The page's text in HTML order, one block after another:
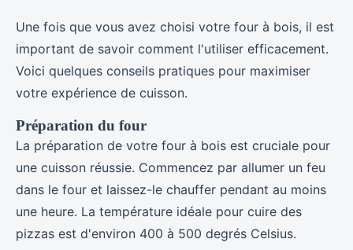
Une fois que vous avez choisi votre four à bois, il est
important de savoir comment l'utiliser efficacement.
Voici quelques conseils pratiques pour maximiser
votre expérience de cuisson.
Préparation du four
La préparation de votre four à bois est cruciale pour
une cuisson réussie. Commencez par allumer un feu
dans le four et laissez-le chauffer pendant au moins
une heure. La température idéale pour cuire des
pizzas est d'environ 400 à 500 degrés Celsius.